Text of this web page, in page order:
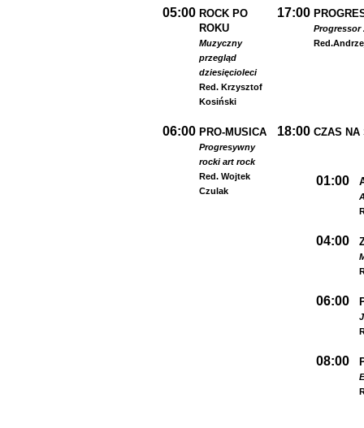
05:00 ROCK PO
ROKU
Muzyczny
przegląd
dziesięcioleci
Red. Krzysztof
Kosiński
17:00
Progressor
Red.
06:00 PRO-MUSICA
Progresywny
rocki art rock
Red. Wojtek
Czulak
18:00 CZAS NA
01:00
04:00
06:00
08:00